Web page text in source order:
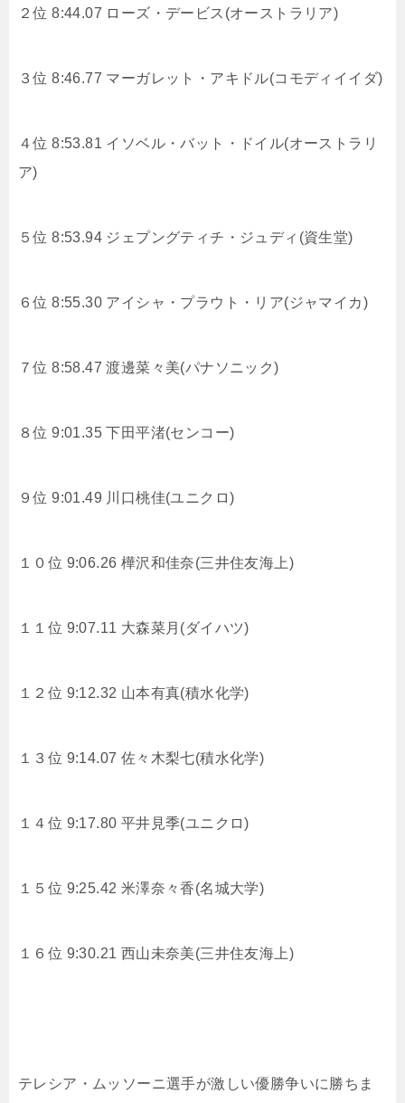
２位 8:44.07 ローズ・デービス(オーストラリア)
３位 8:46.77 マーガレット・アキドル(コモディイイダ)
４位 8:53.81 イソベル・バット・ドイル(オーストラリ
ア)
５位 8:53.94 ジェプングティチ・ジュディ(資生堂)
６位 8:55.30 アイシャ・プラウト・リア(ジャマイカ)
７位 8:58.47渡邊菜々美(パナソニック)
８位 9:01.35下田平渚(センコー)
９位 9:01.49 川口桃佳(ユニクロ)
１０位 9:06.26 樺沢和佳奈(三井住友海上)
１１位 9:07.11 大森菜月(ダイハツ)
１２位 9:12.32 山本有真(積水化学)
１３位 9:14.07 佐々木梨七(積水化学)
１４位 9:17.80 平井見季(ユニクロ)
１５位 9:25.42 米澤奈々香(名城大学)
１６位 9:30.21 西山未奈美(三井住友海上)
テレシア・ムッソーニ選手が激しい優勝争いに勝ちま